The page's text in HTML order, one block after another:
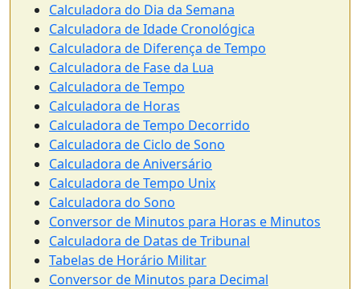
Calculadora do Dia da Semana
Calculadora de Idade Cronológica
Calculadora de Diferença de Tempo
Calculadora de Fase da Lua
Calculadora de Tempo
Calculadora de Horas
Calculadora de Tempo Decorrido
Calculadora de Ciclo de Sono
Calculadora de Aniversário
Calculadora de Tempo Unix
Calculadora do Sono
Conversor de Minutos para Horas e Minutos
Calculadora de Datas de Tribunal
Tabelas de Horário Militar
Conversor de Minutos para Decimal